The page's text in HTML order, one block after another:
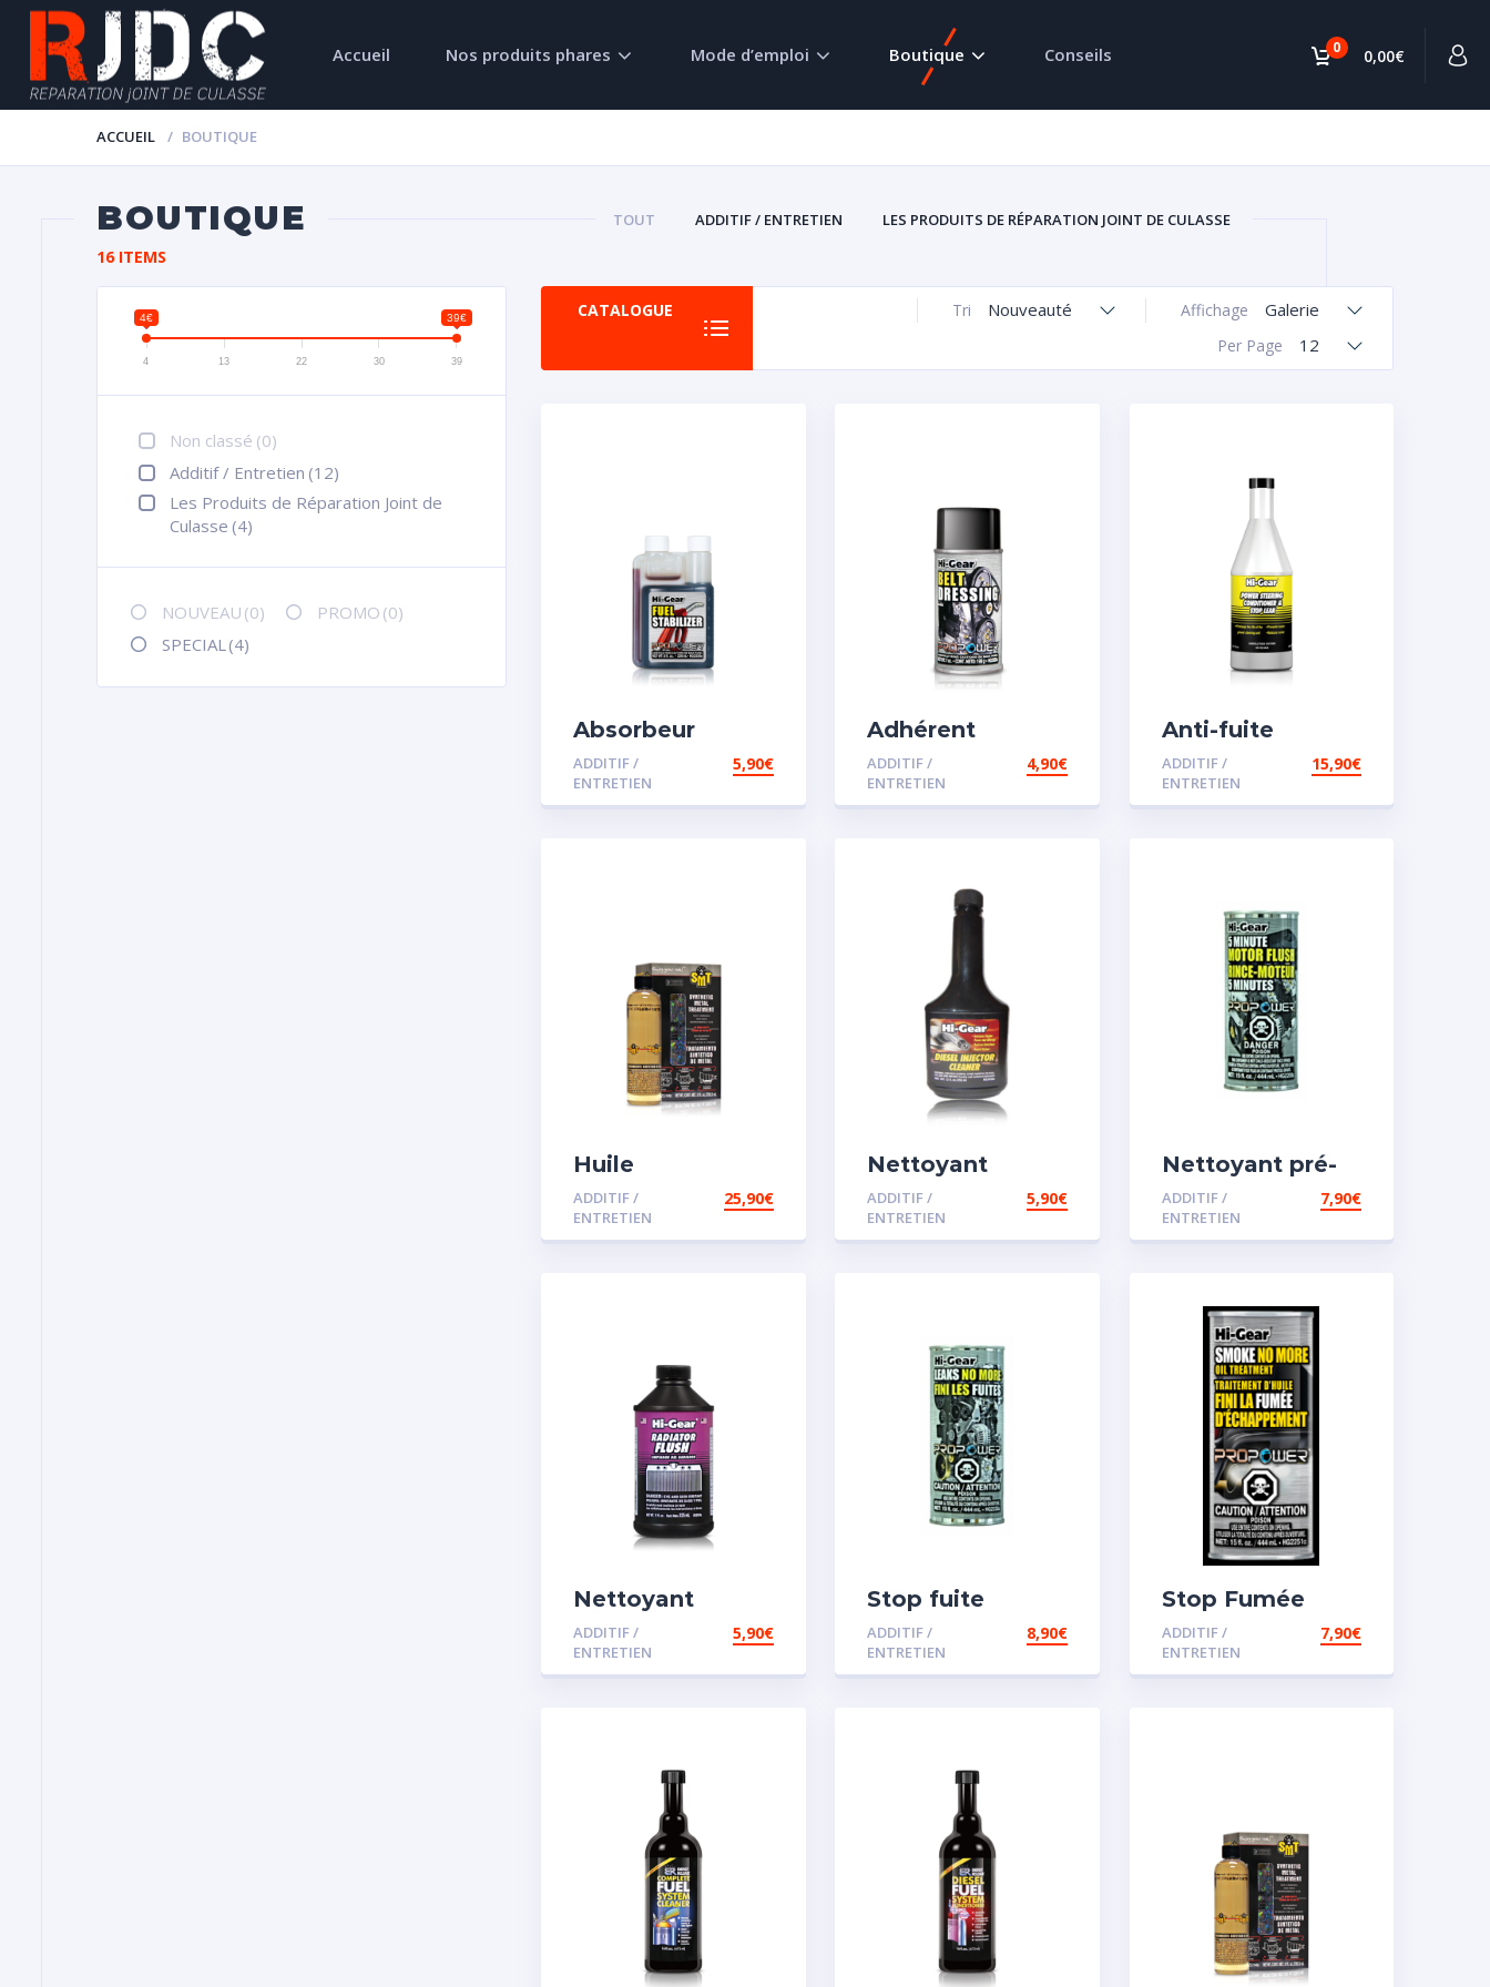
0 0,00€
Accueil Nos produits phares Mode d’emploi Boutique Conseils
ACCUEIL BOUTIQUE
BOUTIQUE TOUT ADDITIF / ENTRETIEN LES PRODUITS DE RÉPARATION JOINT DE CULASSE
16 ITEMS
4€ 39€
4 13 22 30 39
Non classé (0)
Additif / Entretien (12)
Les Produits de Réparation Joint de
Culasse (4)
NOUVEAU (0) PROMO (0)
SPECIAL (4)
CATALOGUE Affichage Galerie
Tri Nouveauté
Per Page 12
Absorbeur
disperssant
d’eau pour
carburant
ADDITIF /
ENTRETIEN
5,90€
Adhérent
courroie
ADDITIF /
ENTRETIEN
4,90€
Anti-fuite
concentré pour
direction
assistée
ADDITIF /
ENTRETIEN
15,90€
Huile
Remétallisant
Moteur SMT2
ADDITIF /
ENTRETIEN
25,90€
Nettoyant
injecteur diesel
ADDITIF /
ENTRETIEN
5,90€
Nettoyant pré-
vidange
ADDITIF /
ENTRETIEN
7,90€
Nettoyant
radiateur
ADDITIF /
ENTRETIEN
5,90€
Stop fuite
moteur
ADDITIF /
ENTRETIEN
8,90€
Stop Fumée
ADDITIF /
ENTRETIEN
7,90€